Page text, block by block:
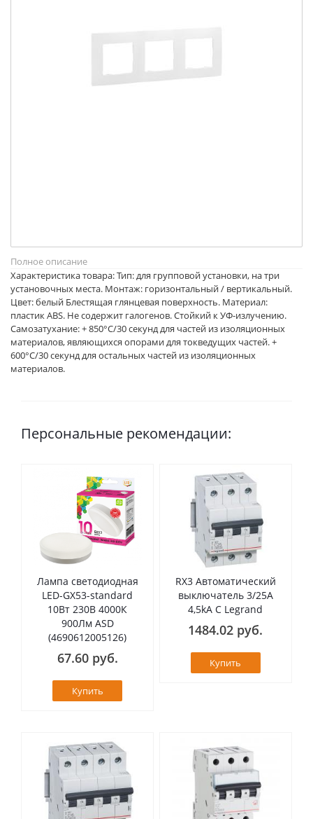
Полное описание
Характеристика товара: Тип: для групповой установки, на три
установочных места. Монтаж: горизонтальный / вертикальный.
Цвет: белый Блестящая глянцевая поверхность. Материал:
пластик ABS. Не содержит галогенов. Стойкий к УФ-излучению.
Самозатухание: + 850°C/30 секунд для частей из изоляционных
материалов, являющихся опорами для токведущих частей. +
600°C/30 секунд для остальных частей из изоляционных
материалов.
Персональные рекомендации:
Лампа светодиодная
LED-GX53-standard
10Вт 230В 4000К
900Лм ASD
(4690612005126)
67.60 руб.
Купить
RX3 Автоматический
выключатель 3/25А
4,5kA C Legrand
1484.02 руб.
Купить